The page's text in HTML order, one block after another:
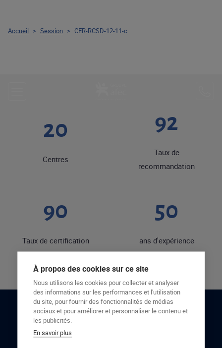
20
Centres
92
Taux de
recommandation
90
Taux de certification
50
ans d'expérience
RESTONS EN CONTACT
Accueil > Session > CER-RCSD-12-11-c
À propos des cookies sur ce site
Nous utilisons les cookies pour collecter et analyser
des informations sur les performances et l'utilisation
du site, pour fournir des fonctionnalités de médias
sociaux et pour améliorer et personnaliser le contenu et
les publicités.
En savoir plus